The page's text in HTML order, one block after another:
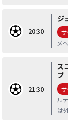
20:30
ジ
メ
21:30
ス
プ
ル
は